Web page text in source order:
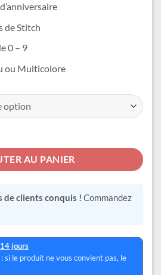
de Stitch
0 – 9
ou Multicolore
AU PANIER
de clients conquis ! Commandez
jours
si le produit ne vous convient pas, le